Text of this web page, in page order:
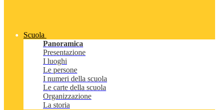
Scuola
Panoramica
Presentazione
I luoghi
Le persone
I numeri della scuola
Le carte della scuola
Organizzazione
La storia